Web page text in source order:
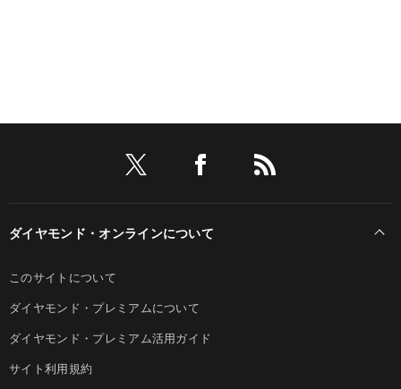
ダイヤモンド・オンラインについて
このサイトについて
ダイヤモンド・プレミアムについて
ダイヤモンド・プレミアム活用ガイド
サイト利用規約